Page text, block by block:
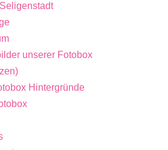
unserer Fotobox
Hintergründe